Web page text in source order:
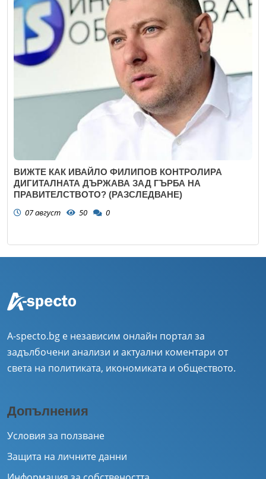
ВИЖТЕ КАК ИВАЙЛО ФИЛИПОВ КОНТРОЛИРА
ДИГИТАЛНАТА ДЪРЖАВА ЗАД ГЪРБА НА
ПРАВИТЕЛСТВОТО? (РАЗСЛЕДВАНЕ)
07 август 50 0
A-specto.bg е независим онлайн портал за
задълбочени анализи и актуални коментари от
света на политиката, икономиката и обществото.
Допълнения
Условия за ползване
Защита на личните данни